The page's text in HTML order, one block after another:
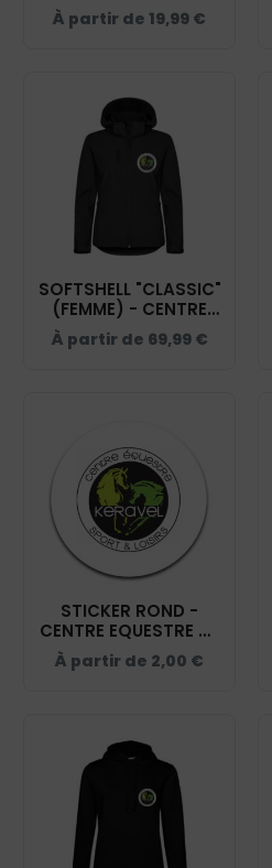
KERAVEL - NOIR -
BM903
À partir de 19,99 €
SOFTSHELL "CLASSIC"
(FEMME) - CENTRE
EQUESTRE DE
KERAVEL - 0200917
À partir de 69,99 €
STICKER ROND -
CENTRE EQUESTRE DE
KERAVEL - STI001
À partir de 2,00 €